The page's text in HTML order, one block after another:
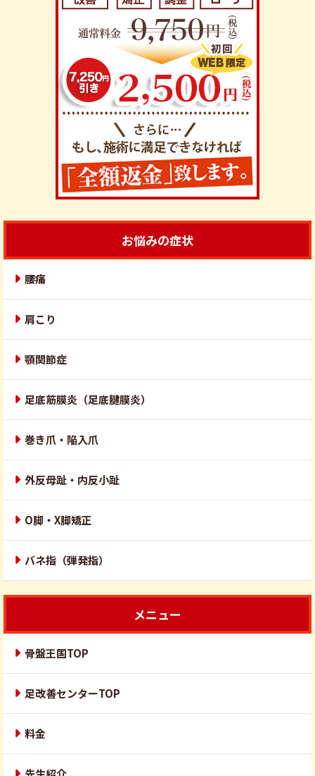
お悩みの症状
腰痛
肩こり
顎関節症
足底筋膜炎（足底腱膜炎）
巻き爪・陥入爪
外反母趾・内反小趾
O脚・X脚矯正
バネ指（弾発指）
メニュー
骨盤王国TOP
足改善センターTOP
料金